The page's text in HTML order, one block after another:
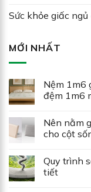
Sức khỏe giấc ngủ
MỚI NHẤT
Nệm 1m6
đệm 1m6
Nên nằm
cho cột
Quy trình
tiết